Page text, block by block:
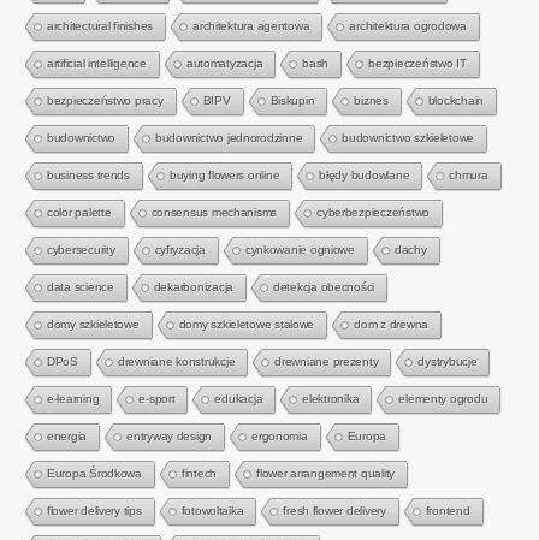
architectural finishes architektura agentowa architektura ogrodowa
artificial intelligence automatyzacja bash bezpieczeństwo IT
bezpieczeństwo pracy BIPV Biskupin biznes blockchain
budownictwo budownictwo jednorodzinne budownictwo szkieletowe
business trends buying flowers online błędy budowlane chmura
color palette consensus mechanisms cyberbezpieczeństwo
cybersecurity cyfryzacja cynkowanie ogniowe dachy
data science dekarbonizacja detekcja obecności
domy szkieletowe domy szkieletowe stalowe dom z drewna
DPoS drewniane konstrukcje drewniane prezenty dystrybucje
e-learning e-sport edukacja elektronika elementy ogrodu
energia entryway design ergonomia Europa
Europa Środkowa fintech flower arrangement quality
flower delivery tips fotowoltaika fresh flower delivery frontend